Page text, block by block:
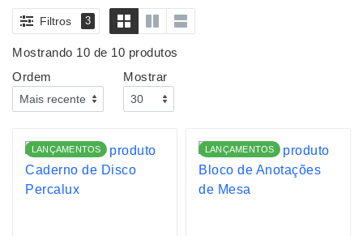
Filtros 3
Mostrando 10 de 10 produtos
Ordem
Mostrar
LANÇAMENTOS LANÇAMENTOS